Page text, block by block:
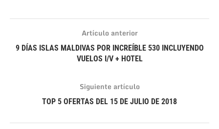
Artículo anterior
9 DÍAS ISLAS MALDIVAS POR INCREÍBLE 530 INCLUYENDO
VUELOS I/V + HOTEL
Siguiente artículo
TOP 5 OFERTAS DEL 15 DE JULIO DE 2018